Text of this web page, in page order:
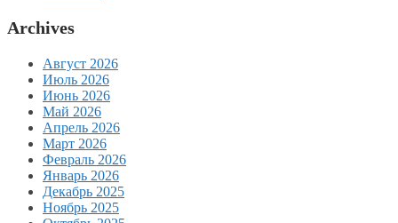
Archives
Август 2026
Июль 2026
Июнь 2026
Май 2026
Апрель 2026
Март 2026
Февраль 2026
Январь 2026
Декабрь 2025
Ноябрь 2025